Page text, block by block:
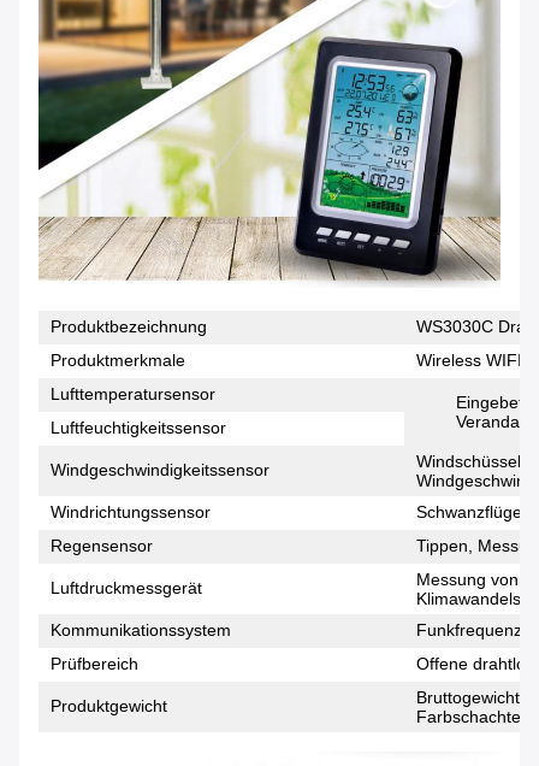
Produktbezeichnung
WS3030C
Produktmerkmale
Wireless WIFI
Lufttemperatursensor
Luftfeuchtigkeitssensor
Windgeschwindigkeitssensor
Windschüssel-
Windrichtungssensor
Regensensor
Tippen,
Luftdruckmessgerät
Messung von
Klimawandels
Kommunikationssystem
Funkfrequenz
Prüfbereich
Offene
Produktgewicht
Bruttogewicht